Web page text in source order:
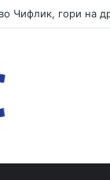
кој удрил лице